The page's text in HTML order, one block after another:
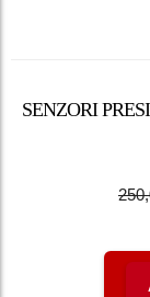
SENZORI